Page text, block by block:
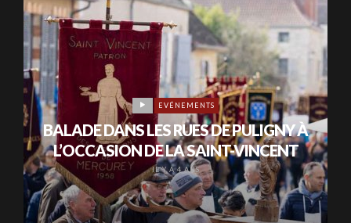
EVÉNEMENTS
BALADE DANS LES RUES DE PULIGNY À
L’OCCASION DE LA SAINT-VINCENT
IL Y A 4 ANS